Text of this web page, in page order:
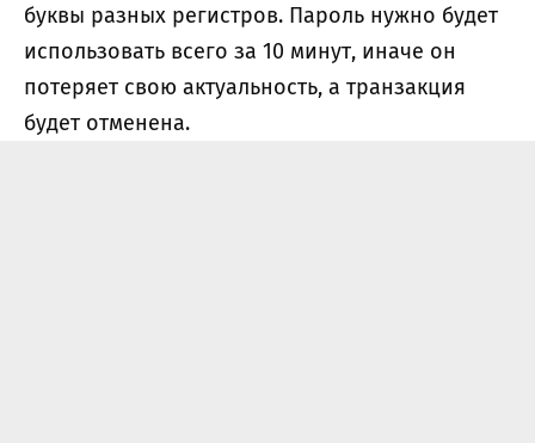
буквы разных регистров. Пароль нужно будет
использовать всего за 10 минут, иначе он
потеряет свою актуальность, а транзакция
будет отменена.